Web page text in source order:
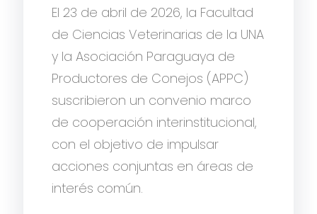
El 23 de abril de 2026, la Facultad
de Ciencias Veterinarias de la UNA
y la Asociación Paraguaya de
Productores de Conejos (APPC)
suscribieron un convenio marco
de cooperación interinstitucional,
con el objetivo de impulsar
acciones conjuntas en áreas de
interés común.